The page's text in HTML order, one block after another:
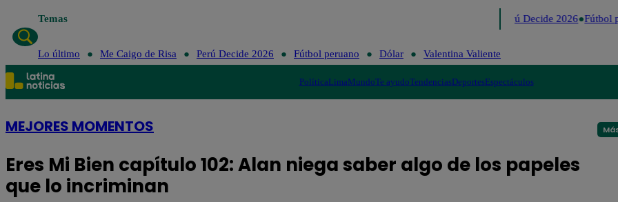
Temas Perú Decide 2026 Fútbol
Lo último Me Caigo de Risa Perú Decide 2026 Fútbol peruano Dólar Valentina Valiente
PolíticaLimaMundoTe ayudoTendenciasDeportesEspectáculos
MEJORES MOMENTOS
Eres Mi Bien capítulo 102: Alan niega saber algo de los papeles
que lo incriminan